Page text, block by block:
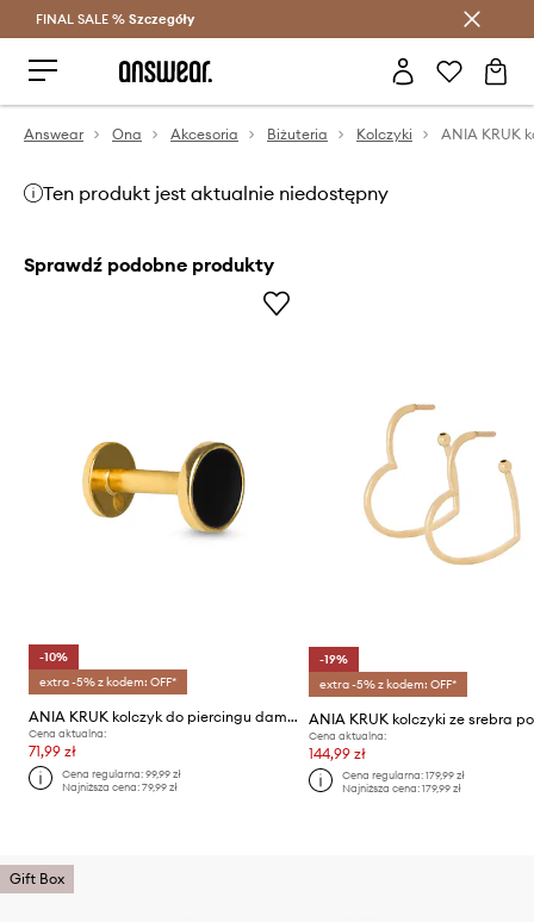
Oszczędzaj z Answear Club >
FINAL SALE % Szczegóły
Answear Ona Akcesoria Biżuteria Kolczyki
Ten produkt jest aktualnie niedostępny
Sprawdź podobne produkty
-10%
extra -5% z kodem: OFF*
ANIA KRUK kolczyk do piercingu damski srebrny pozłacany z emalią SUGAR
Cena aktualna:
71,99 zł
Cena regularna:99,99 zł
Najniższa cena:79,99 zł
-19%
extra -5% z kodem: OFF*
Cena aktualna:
144,99 zł
Cena regularna: 179,99 zł
Najniższa cena: 179,99 zł
Gift Box